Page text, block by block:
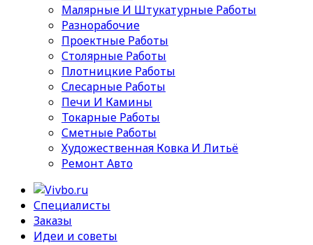
Малярные И Штукатурные Работы
Разнорабочие
Проектные Работы
Столярные Работы
Плотницкие Работы
Слесарные Работы
Печи И Камины
Токарные Работы
Сметные Работы
Художественная Ковка И Литьё
Ремонт Авто
Специалисты
Заказы
Идеи и советы